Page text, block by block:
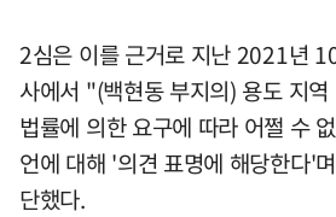
2심은 이를 근거로 지난 2021년
사에서 "(백현동 부지의) 용도 지
법률에 의한 요구에 따라 어쩔 수
언에 대해 '의견 표명에 해당한다'
단했다.